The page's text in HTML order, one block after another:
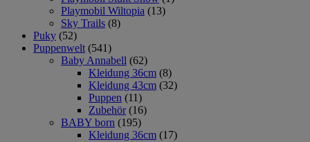
Playmobil Wiltopia (13)
Sky Trails (8)
Puky (52)
Puppenwelt (541)
Baby Annabell (62)
Kleidung 36cm (8)
Kleidung 43cm (32)
Puppen (11)
Zubehör (16)
BABY born (195)
Kleidung 36cm (17)